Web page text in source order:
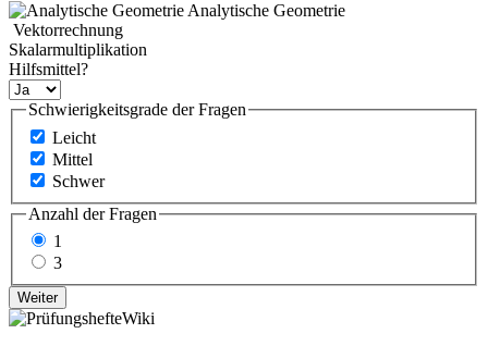
Analytische Geometrie
Vektorrechnung
Skalarmultiplikation
Hilfsmittel?
Schwierigkeitsgrade der Fragen
Leicht
Mittel
Schwer
Anzahl der Fragen
1
3